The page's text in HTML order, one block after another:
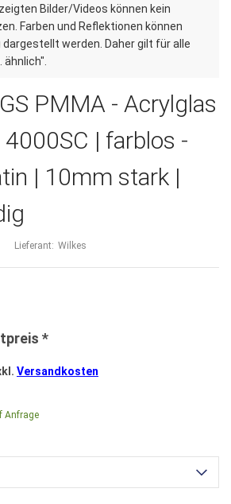
Bilder/Videos können kein
Farben und Reflektionen können
werden. Daher gilt für alle
PMMA - Acrylglas
4000SC | farblos -
| 10mm stark |
Lieferant: Wilkes
Versandkosten
Anfrage